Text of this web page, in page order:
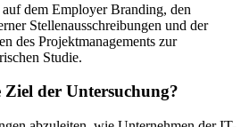
dem Employer Branding, den
Stellenausschreibungen und der
des Projektmanagements zur
Studie.
der Untersuchung?